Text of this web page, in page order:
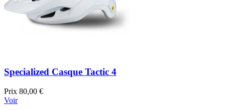
Specialized Casque Tactic 4
Prix 80,00 €
Voir